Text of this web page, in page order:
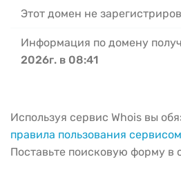
Этот домен не
Информация по домену
2026г. в 08:41
Используя сервис Whois вы
правила пользования сервисом
Поставьте поисковую форму в